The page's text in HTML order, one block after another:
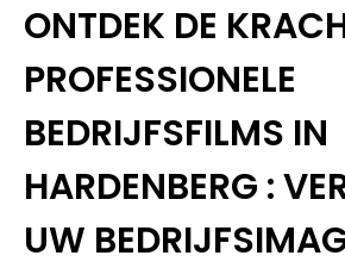
ONTDEK DE
PROFESSIONELE
BEDRIJFSFILMS IN
HARDENBERG :
UW